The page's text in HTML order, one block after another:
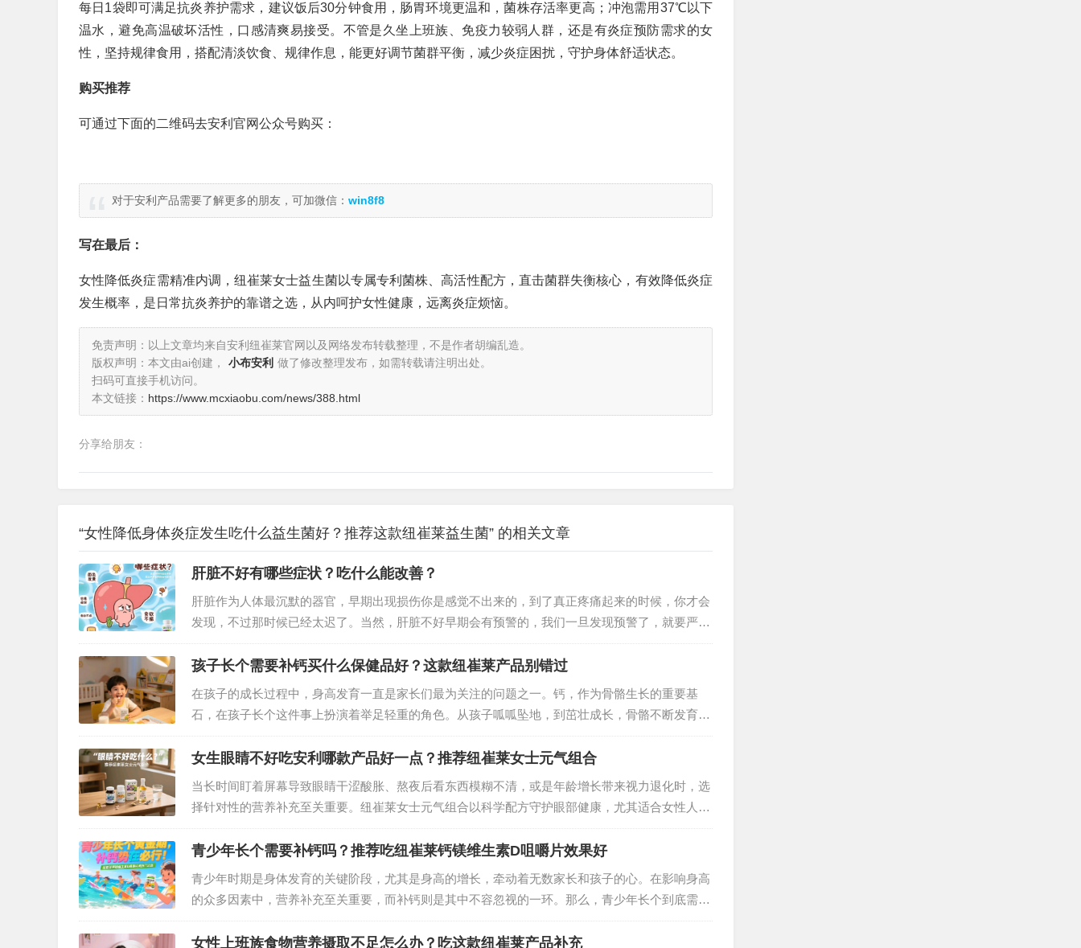
每日1袋即可满足抗炎养护需求，建议饭后30分钟食用，肠胃环境更温和，菌株存活率更高；冲泡需用37℃以下
温水，避免高温破坏活性，口感清爽易接受。不管是久坐上班族、免疫力较弱人群，还是有炎症预防需求的女
性，坚持规律食用，搭配清淡饮食、规律作息，能更好调节菌群平衡，减少炎症困扰，守护身体舒适状态。
购买推荐
可通过下面的二维码去安利官网公众号购买：
对于安利产品需要了解更多的朋友，可加微信： win8f8
写在最后：
女性降低炎症需精准内调，纽崔莱女士益生菌以专属专利菌株、高活性配方，直击菌群失衡核心，有效降低炎症
发生概率，是日常抗炎养护的靠谱之选，从内呵护女性健康，远离炎症烦恼。
免责声明：以上文章均来自安利纽崔莱官网以及网络发布转载整理，不是作者胡编乱造。
版权声明：本文由ai创建，
小布安利 做了修改整理发布，如需转载请注明出处。
扫码可直接手机访问。
本文链接： https://www.mcxiaobu.com/news/388.html
分享给朋友：
“女性降低身体炎症发生吃什么益生菌好？推荐这款纽崔莱益生菌” 的相关文章
肝脏不好有哪些症状？吃什么能改善？
肝脏作为人体最沉默的器官，早期出现损伤你是感觉不出来的，到了真正疼痛起来的时候，你才会
发现，不过那时候已经太迟了。当然，肝脏不好早期会有预警的，我们一旦发现预警了，就要严格
注意了。下面给大家分享下肝脏不好的症状和吃什么能改善。…
孩子长个需要补钙买什么保健品好？这款纽崔莱产品别错过
在孩子的成长过程中，身高发育一直是家长们最为关注的问题之一。钙，作为骨骼生长的重要基
石，在孩子长个这件事上扮演着举足轻重的角色。从孩子呱呱坠地，到茁壮成长，骨骼不断发育，
钙的充足供应是骨骼健康生长的保障。如果孩子缺钙，可能会出现生长缓慢、骨骼发育不良等问题
，影响孩子一生的健康。所以，为孩子选择一款…
女生眼睛不好吃安利哪款产品好一点？推荐纽崔莱女士元气组合
当长时间盯着屏幕导致眼睛干涩酸胀、熬夜后看东西模糊不清，或是年龄增长带来视力退化时，选
择针对性的营养补充至关重要。纽崔莱女士元气组合以科学配方守护眼部健康，尤其适合女性人群
——它像为眼睛配备了“营养护盾”，从多维度缓解眼疲劳、延缓眼部衰老，让双眸重焕清澈明亮。
…
青少年长个需要补钙吗？推荐吃纽崔莱钙镁维生素D咀嚼片效果好
青少年时期是身体发育的关键阶段，尤其是身高的增长，牵动着无数家长和孩子的心。在影响身高
的众多因素中，营养补充至关重要，而补钙则是其中不容忽视的一环。那么，青少年长个到底需不
需要补钙？又该如何选择合适的补钙产品？纽崔莱钙镁维生素D咀嚼片凭借出色的效果，成为众多
家庭的信赖之选。…
女性上班族食物营养摄取不足怎么办？吃这款纽崔莱产品补充